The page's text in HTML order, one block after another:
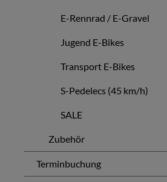
E-Rennrad / E-Gravel
Jugend E-Bikes
Transport E-Bikes
S-Pedelecs (45 km/h)
SALE
Zubehör
Terminbuchung